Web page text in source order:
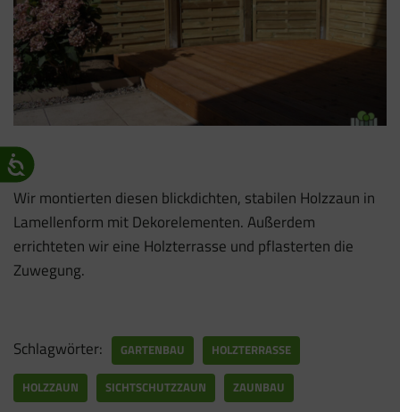
Wir montierten diesen blickdichten, stabilen Holzzaun in
Lamellenform mit Dekorelementen. Außerdem
errichteten wir eine Holzterrasse und pflasterten die
Zuwegung.
Schlagwörter: GARTENBAU HOLZTERRASSE
HOLZZAUN SICHTSCHUTZZAUN ZAUNBAU